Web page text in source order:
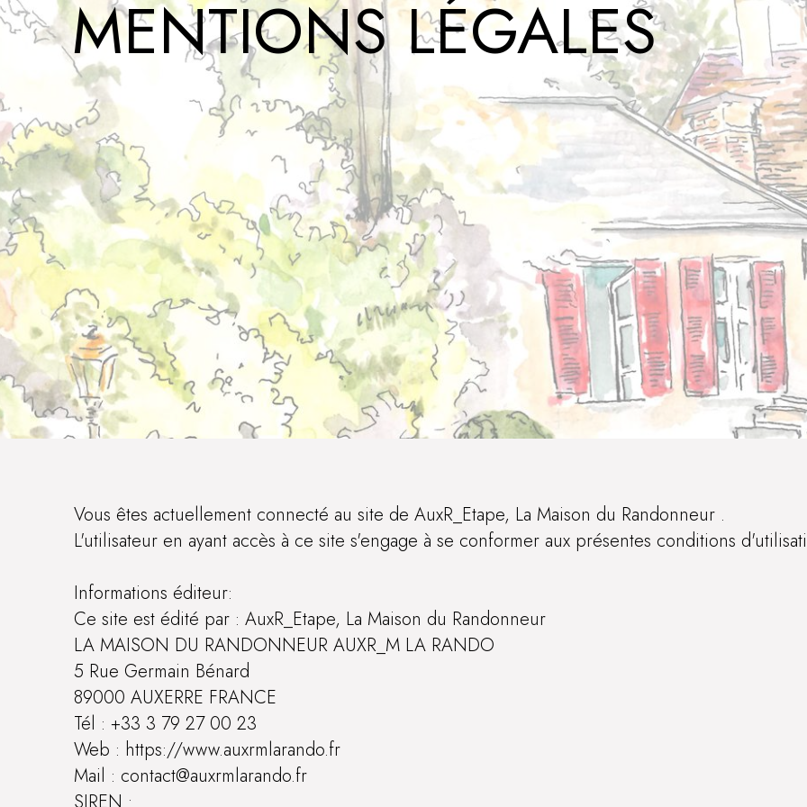
MENTIONS LÉGALES
Vous êtes actuellement connecté au site de AuxR_Etape, La Maison du Randonneur .
L'utilisateur en ayant accès à ce site s'engage à se conformer aux présentes conditions
Informations éditeur:
Ce site est édité par : AuxR_Etape, La Maison du Randonneur
LA MAISON DU RANDONNEUR AUXR_M LA RANDO
5 Rue Germain Bénard
89000 AUXERRE FRANCE
Tél : +33 3 79 27 00 23
Web : https://www.auxrmlarando.fr
Mail : contact@auxrmlarando.fr